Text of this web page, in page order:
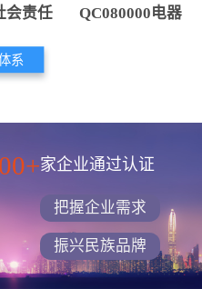
会责任 QC080000电器
系
家企业通过认证
把握企业需求
振兴民族品牌